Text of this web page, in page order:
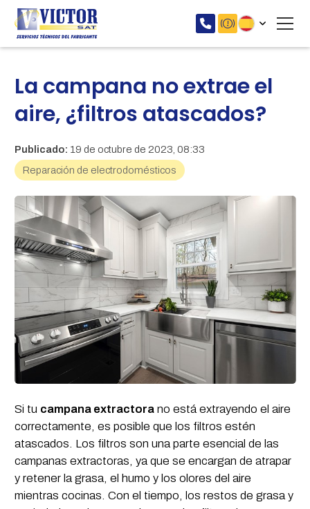
La campana no extrae el
aire, ¿filtros atascados?
Publicado: 19 de octubre de 2023, 08:33
Reparación de electrodomésticos
Si tu campana extractorano está extrayendo el aire
correctamente, es posible que los filtros estén
atascados. Los filtros son una parte esencial de las
campanas extractoras, ya que se encargan de atrapar
y retener la grasa, el humo y los olores del aire
mientras cocinas. Con el tiempo, los restos de grasa y